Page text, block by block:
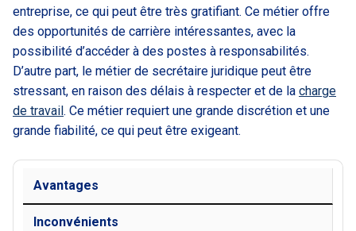
entreprise, ce qui peut être très gratifiant. Ce métier offre
des opportunités de carrière intéressantes, avec la
possibilité d’accéder à des postes à responsabilités.
D’autre part, le métier de secrétaire juridique peut être
stressant, en raison des délais à respecter et de la charge
de travail. Ce métier requiert une grande discrétion et une
grande fiabilité, ce qui peut être exigeant.
Avantages
Inconvénients